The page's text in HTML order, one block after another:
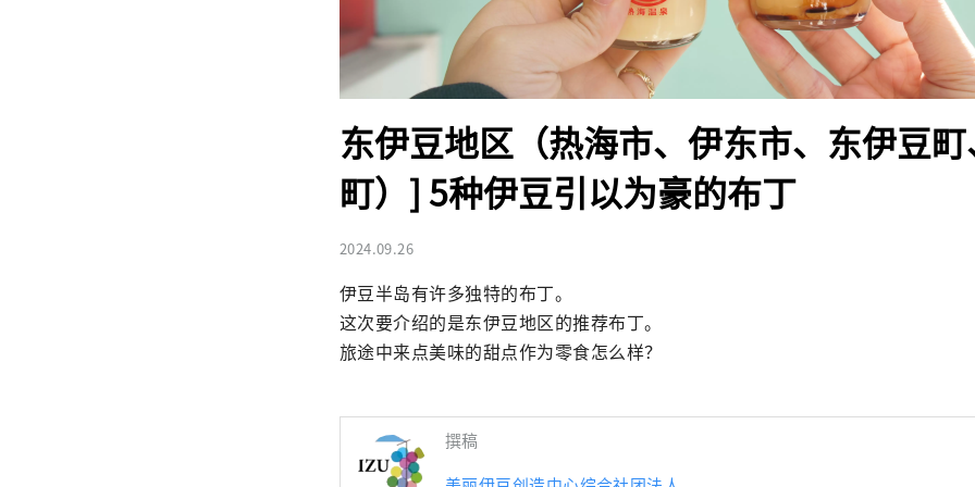
东伊豆地区（热海市、伊东市、东伊豆
町）] 5种伊豆引以为豪的布丁
2024.09.26
伊豆半岛有许多独特的布丁。
这次要介绍的是东伊豆地区的推荐布丁。
旅途中来点美味的甜点作为零食怎么样？
撰稿